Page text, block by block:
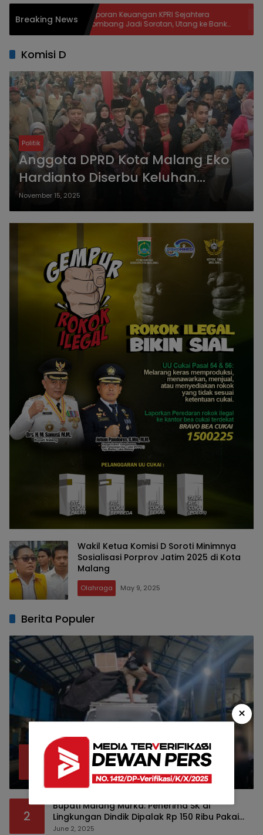
Breaking NewsLaporan Keuangan KPRI Sejahtera
Jombang Jadi Sorotan, Utang ke Bank
Jatim Rp2,64 Miliar
Komisi D
Politik
Anggota DPRD Kota Malang Eko
Hardianto Diserbu Keluhan
Drainase dan Layanan BPJS Saat
Reses di Polehan
November 15, 2025
Wakil Ketua Komisi D Soroti Minimnya
Sosialisasi Porprov Jatim 2025 di Kota
Malang
Olahraga May 9, 2025
Berita Populer
Bea Cukai Malang Sita 172 Ribu Batang
Rokok Ilegal Bermodus Kemasan Sabun
April 22, 2026
2
Bupati Malang Murka: Penerima SK di
Lingkungan Dindik Dipalak Rp 150 Ribu Pakai
Modus Tumpengan, KPK Turut Pantau
June 2, 2025
×